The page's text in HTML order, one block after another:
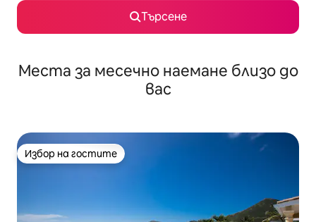
Търсене
Места за месечно наемане близо до
вас
Избор на гостите
Избор на гостите